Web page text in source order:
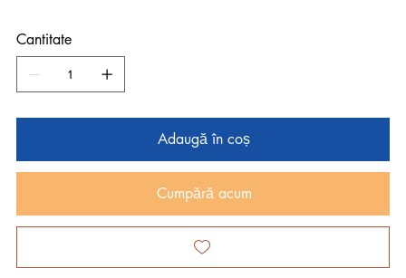
Cantitate
Adaugă în coș
Cumpără acum